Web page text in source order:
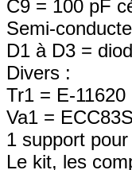
C9 = 100 pF
Semi-
D1 à D3 =
Divers :
Tr1 = E-11620
Va1 =
1 support
Le kit, les